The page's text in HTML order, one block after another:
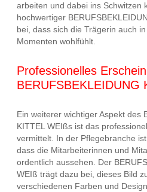
arbeiten und dabei ins Schwitzen
hochwertiger
bei, dass sich die Trägerin auch
Momenten wohlfühlt.
Professionelles
BERUFSBEKLEIDUNG
Ein weiterer wichtiger Aspekt des
KITTEL WEIßs ist das
vermittelt. In der Pflegebranche
dass die Mitarbeiterinnen und
ordentlich aussehen. Der
WEIß trägt dazu bei, dieses Bild
verschiedenen Farben und